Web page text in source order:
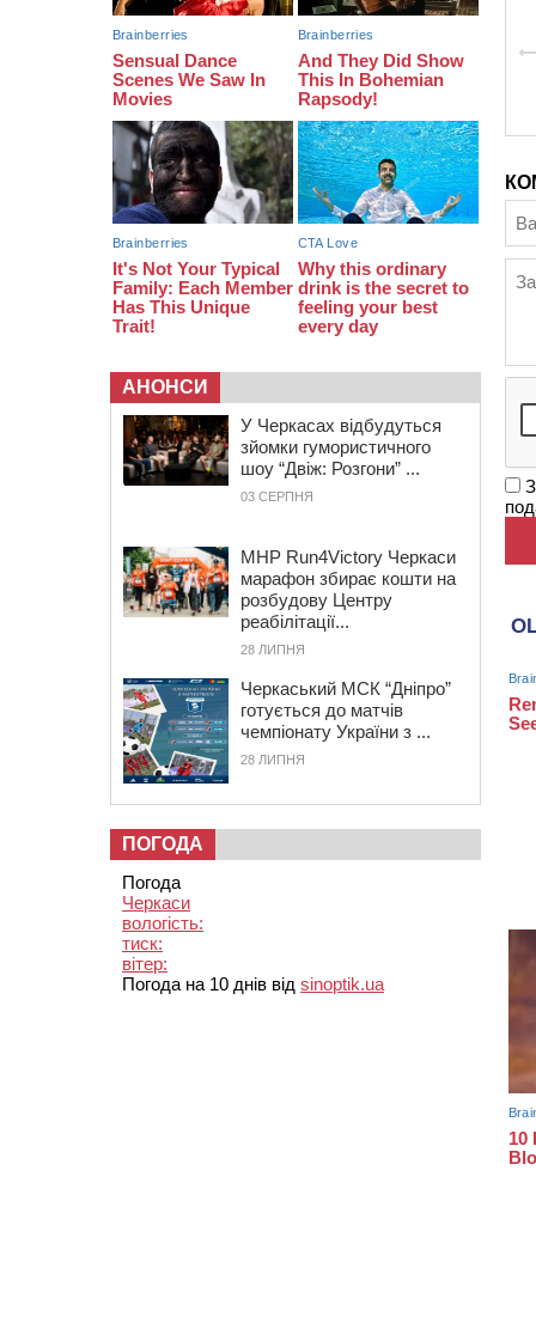
навчальних закладів (ФОТОФАКТ)
15:39 На честь загиблого захисника і
чемпіона світу в Черкасах відкрили
спортивно-реабілітаційний центр
АНОНСИ
У Черкасах відбудуться
зйомки гумористичного
шоу “Двіж: Розгони” ...
03 СЕРПНЯ
MHP Run4Victory Черкаси
марафон збирає кошти на
розбудову Центру
реабілітації...
28 ЛИПНЯ
Черкаський МСК “Дніпро”
готується до матчів
чемпіонату України з ...
28 ЛИПНЯ
ПОГОДА
Погода
Черкаси
вологість:
тиск:
вітер:
Погода на 10 днів від sinoptik.ua